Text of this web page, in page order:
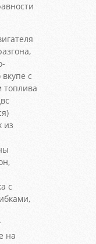
с
из
с
на